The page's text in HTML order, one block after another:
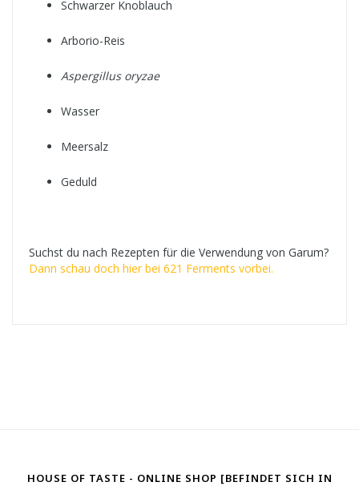
Schwarzer Knoblauch
Arborio-Reis
Aspergillus oryzae
Wasser
Meersalz
Geduld
Suchst du nach Rezepten für die Verwendung von Garum?
Dann schau doch hier bei 621 Ferments vorbei.
HOUSE OF TASTE - ONLINE SHOP [BEFINDET SICH IN